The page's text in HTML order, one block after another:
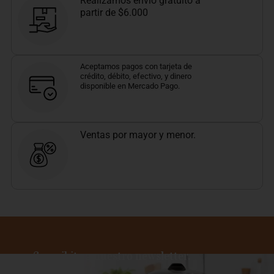
partir de $6.000
Aceptamos pagos con tarjeta de
crédito, débito, efectivo, y dinero
disponible en Mercado Pago.
Ventas por mayor y menor.
Suscribite a nuestro newsletter.